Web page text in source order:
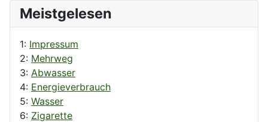
Meistgelesen
1: Impressum
2: Mehrweg
3: Abwasser
4: Energieverbrauch
5: Wasser
6: Zigarette